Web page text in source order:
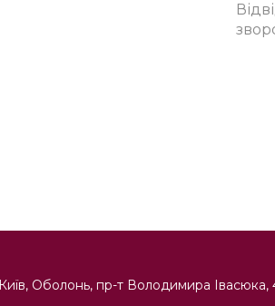
Київ, Оболонь, пр-т Володимира Івасюка,